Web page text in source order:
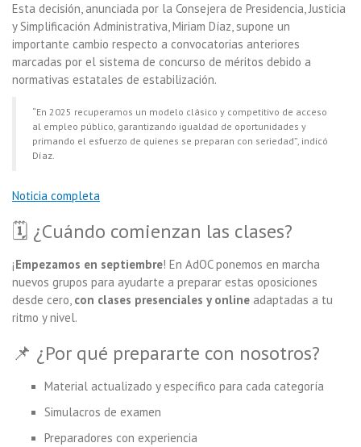
Esta decisión, anunciada por la Consejera de Presidencia, Justicia
y Simplificación Administrativa, Miriam Díaz, supone un
importante cambio respecto a convocatorias anteriores
marcadas por el sistema de concurso de méritos debido a
normativas estatales de estabilización.
“En 2025 recuperamos un modelo clásico y competitivo de acceso
al empleo público, garantizando igualdad de oportunidades y
primando el esfuerzo de quienes se preparan con seriedad”, indicó
Díaz.
Noticia completa
🗓️ ¿Cuándo comienzan las clases?
¡Empezamos en septiembre! En AdOC ponemos en marcha
nuevos grupos para ayudarte a preparar estas oposiciones
desde cero, con clases presenciales y online adaptadas a tu
ritmo y nivel.
📌 ¿Por qué prepararte con nosotros?
Material actualizado y específico para cada categoría
Simulacros de examen
Preparadores con experiencia